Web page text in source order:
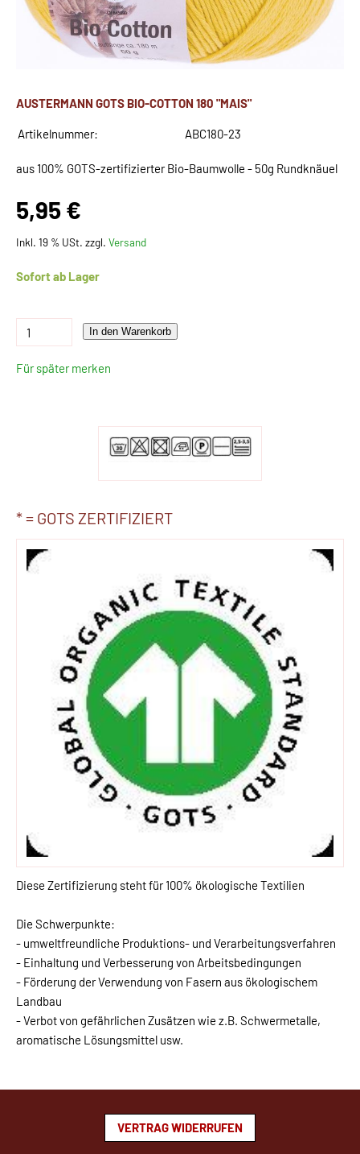
AUSTERMANN GOTS BIO-COTTON 180 "MAIS"
Artikelnummer: ABC180-23
aus 100% GOTS-zertifizierter Bio-Baumwolle - 50g Rundknäuel
5,95 €
Inkl. 19 % USt. zzgl. Versand
Sofort ab Lager
In den Warenkorb
Für später merken
* = GOTS ZERTIFIZIERT
Diese Zertifizierung steht für 100% ökologische Textilien
Die Schwerpunkte:
- umweltfreundliche Produktions- und Verarbeitungsverfahren
- Einhaltung und Verbesserung von Arbeitsbedingungen
- Förderung der Verwendung von Fasern aus ökologischem
Landbau
- Verbot von gefährlichen Zusätzen wie z.B. Schwermetalle,
aromatische Lösungsmittel usw.
VERTRAG WIDERRUFEN